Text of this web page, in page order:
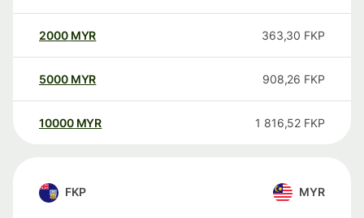
2000 MYR 363,30 FKP
5000 MYR 908,26 FKP
10000 MYR 1 816,52 FKP
FKP MYR